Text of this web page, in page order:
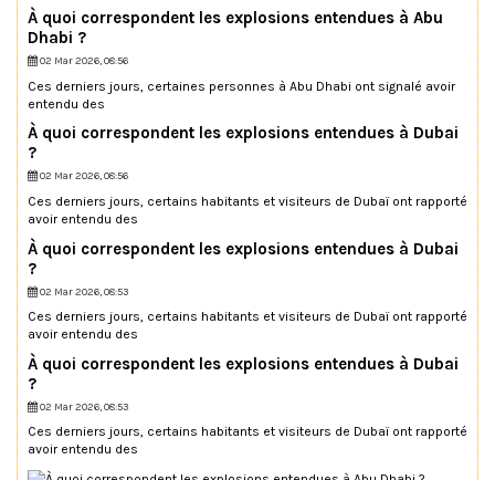
À quoi correspondent les explosions entendues à Abu
Dhabi ?
02 Mar 2026, 08:56
Ces derniers jours, certaines personnes à Abu Dhabi ont signalé avoir
entendu des
À quoi correspondent les explosions entendues à Dubai
?
02 Mar 2026, 08:56
Ces derniers jours, certains habitants et visiteurs de Dubaï ont rapporté
avoir entendu des
À quoi correspondent les explosions entendues à Dubai
?
02 Mar 2026, 08:53
Ces derniers jours, certains habitants et visiteurs de Dubaï ont rapporté
avoir entendu des
À quoi correspondent les explosions entendues à Dubai
?
02 Mar 2026, 08:53
Ces derniers jours, certains habitants et visiteurs de Dubaï ont rapporté
avoir entendu des